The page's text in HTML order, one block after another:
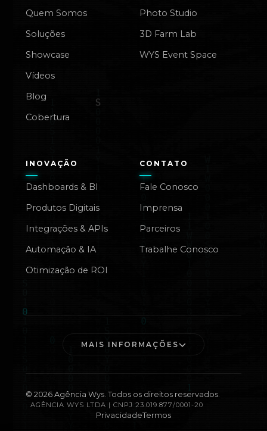
Quem Somos
Soluções
Showcase
Vídeos
Blog
Cobertura
Photo Studio
3D Farm Lab
WYS Event Space
INOVAÇÃO
Dashboards & BI
Produtos Digitais
Integrações & APIs
Automação & IA
Otimização de ROI
CONTATO
Fale Conosco
Imprensa
Parceiros
Trabalhe Conosco
MAIS INFORMAÇÕES
© 2026Agência Wys. Todos os direitos reservados.
AGÊNCIA WYS LTDA | CNPJ 23.019.877/0001-20
PrivacidadeTermos